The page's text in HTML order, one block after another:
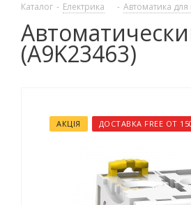
Каталог - Електрика - Автоматика
(A9K23463)
АКЦІЯ ДОСТАВКА FREE ОТ